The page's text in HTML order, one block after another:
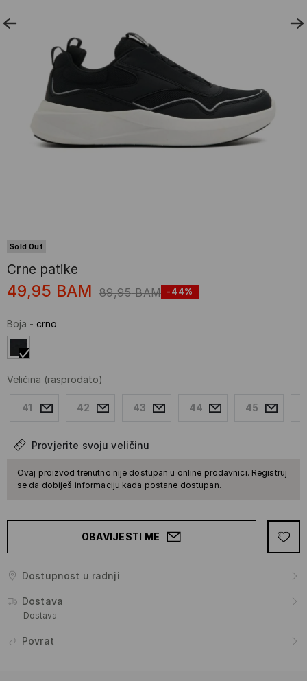
Sold Out
Crne patike
49,95 BAM 89,95 BAM -44%
Boja - crno
Veličina (rasprodato)
41 42 43 44 45
Provjerite svoju veličinu
Ovaj proizvod trenutno nije dostupan u online prodavnici. Registruj
se da dobiješ informaciju kada postane dostupan.
OBAVIJESTI ME
Dostupnost u radnji
Dostava
Dostava
Povrat